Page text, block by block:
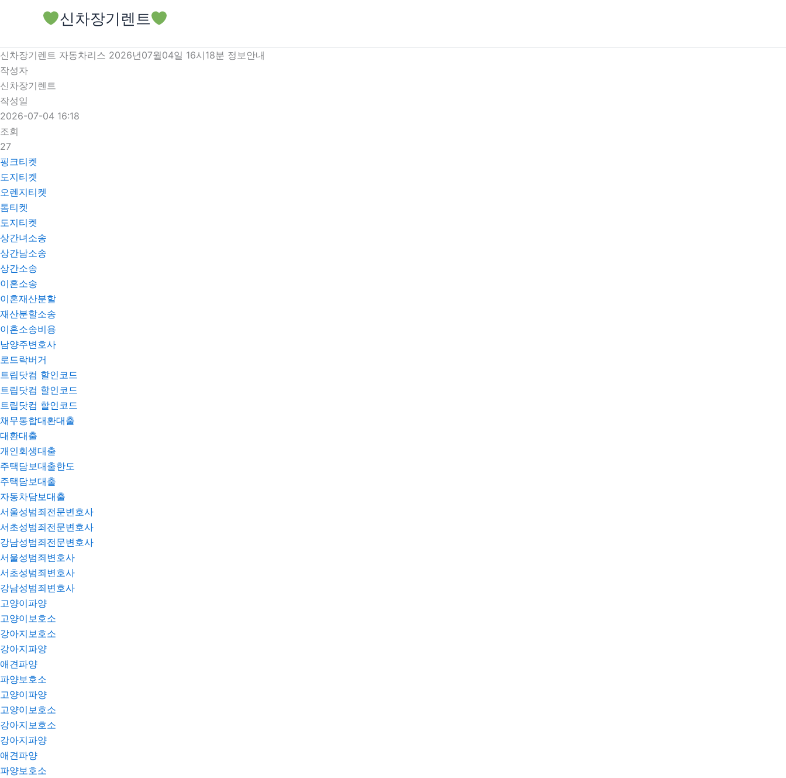
로
건
너
뛰
기
신차장기렌트
신차장기렌트 자동차리스 2026년07월04일 16시18분 정보안내
작성자
신차장기렌트
작성일
2026-07-04 16:18
조회
27
핑크티켓
도지티켓
오렌지티켓
톰티켓
도지티켓
상간녀소송
상간남소송
상간소송
이혼소송
이혼재산분할
재산분할소송
이혼소송비용
남양주변호사
로드락버거
트립닷컴 할인코드
트립닷컴 할인코드
트립닷컴 할인코드
채무통합대환대출
대환대출
개인회생대출
주택담보대출한도
주택담보대출
자동차담보대출
서울성범죄전문변호사
서초성범죄전문변호사
강남성범죄전문변호사
서울성범죄변호사
서초성범죄변호사
강남성범죄변호사
고양이파양
고양이보호소
강아지보호소
강아지파양
애견파양
파양보호소
고양이파양
고양이보호소
강아지보호소
강아지파양
애견파양
파양보호소